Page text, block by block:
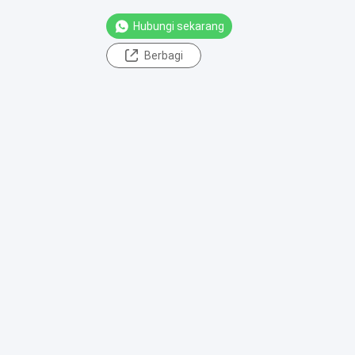
Hubungi sekarang
Berbagi